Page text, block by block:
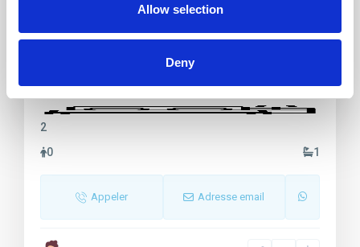
Allow selection
Deny
3
2
0
1
Appeler Adresse email